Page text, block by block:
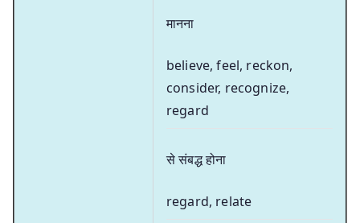
मानना
believe, feel, reckon,
consider, recognize,
regard
से संबद्ध होना
regard, relate